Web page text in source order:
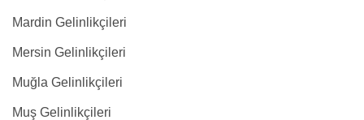
Mardin Gelinlikçileri
Mersin Gelinlikçileri
Muğla Gelinlikçileri
Muş Gelinlikçileri